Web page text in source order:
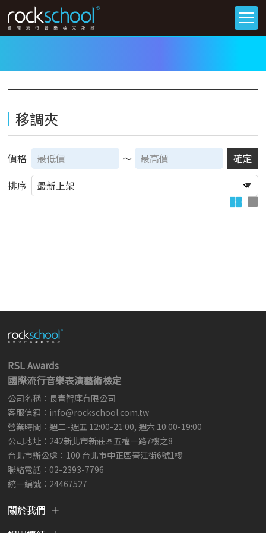
移調夾
價格 ～
確定
排序
RSL Awards
國際流行音樂表演藝術檢定
公司名稱：長青智庫有限公司
客服信箱： info@rockschool.com.tw ​
營業時間：週二~週五 12:00-21:00, 週六 10:00-19:00
公司地址：242新北市新莊區五權一路7樓之8
台北市辦公處：100 台北市中正區晉江街6號1樓
聯絡電話：02-2393-7796
統一編號：24467527
關於我們